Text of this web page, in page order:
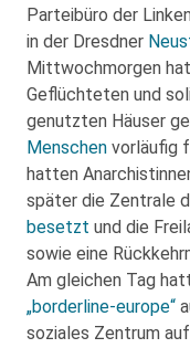
Parteibüro der Linken
in der Dresdner
Mittwochmorgen
Geflüchteten und
genutzten Häuser
Menschen vorläufig
hatten
später die Zentrale
besetzt und die
sowie eine
Am gleichen Tag
„borderline-europe“
soziales Zentrum auf